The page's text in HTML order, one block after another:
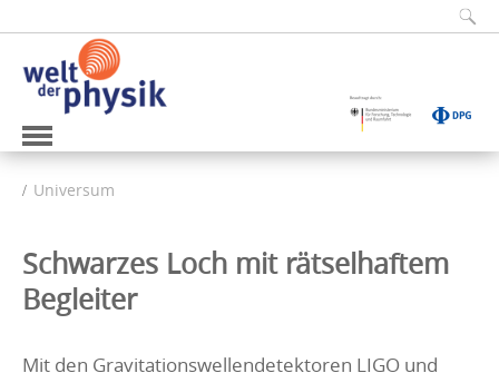
Universum
Schwarzes Loch mit rätselhaftem
Begleiter
Mit den Gravitationswellendetektoren LIGO und